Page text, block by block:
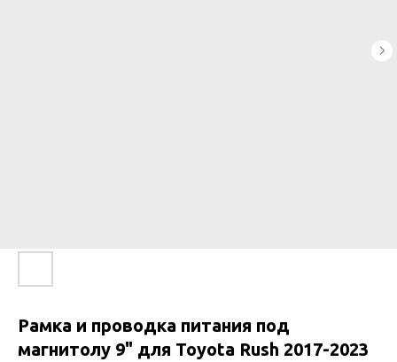
Рамка и проводка питания под
магнитолу 9" для Toyota Rush 2017-2023